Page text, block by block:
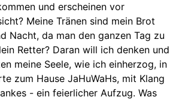
und erscheinen vor
Meine Tränen sind mein Brot
Nacht, da man den ganzen Tag zu
Retter? Daran will ich denken und
meine Seele, wie ich einherzog, in
zum Hause JaHuWaHs, mit Klang
- ein feierlicher Aufzug. Was